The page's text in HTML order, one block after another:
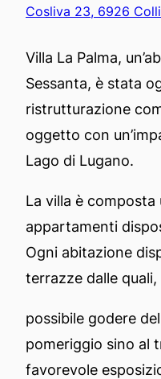
Cosliva 23, 6926
Villa La Palma,
Sessanta, è stata
ristrutturazione
oggetto con
Lago di Lugano.
La villa è
appartamenti
Ogni abitazione
terrazze dalle
possibile godere
pomeriggio sino al
favorevole